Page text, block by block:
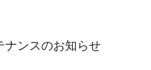
ナンスのお知らせ